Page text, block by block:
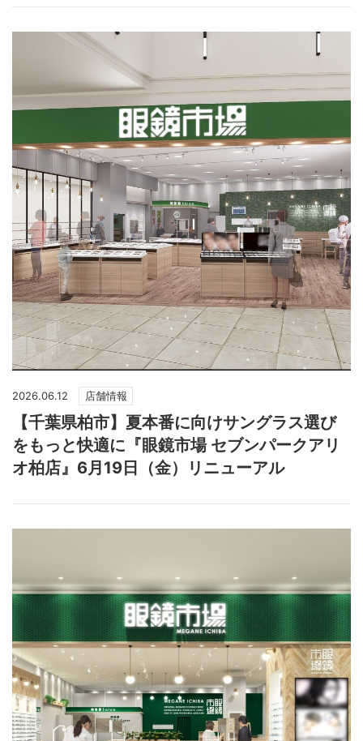
2026.06.12 店舗情報
【千葉県柏市】夏本番に向けサングラス選び
をもっと快適に『眼鏡市場 セブンパークアリ
オ柏店』6月19日（金）リニューアル